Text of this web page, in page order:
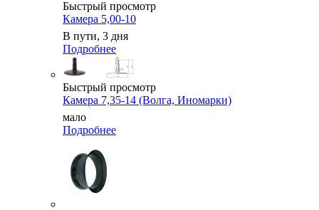
Быстрый просмотр
Камера 5,00-10
В пути, 3 дня
Подробнее
Быстрый просмотр
Камера 7,35-14 (Волга, Иномарки)
мало
Подробнее